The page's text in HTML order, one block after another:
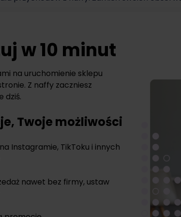
w 10 minut
na uruchomienie sklepu
Z naffy zaczniesz
dziś.
Twoje możliwości
Instagramie, TikToku i innych
nawet bez firmy, ustaw